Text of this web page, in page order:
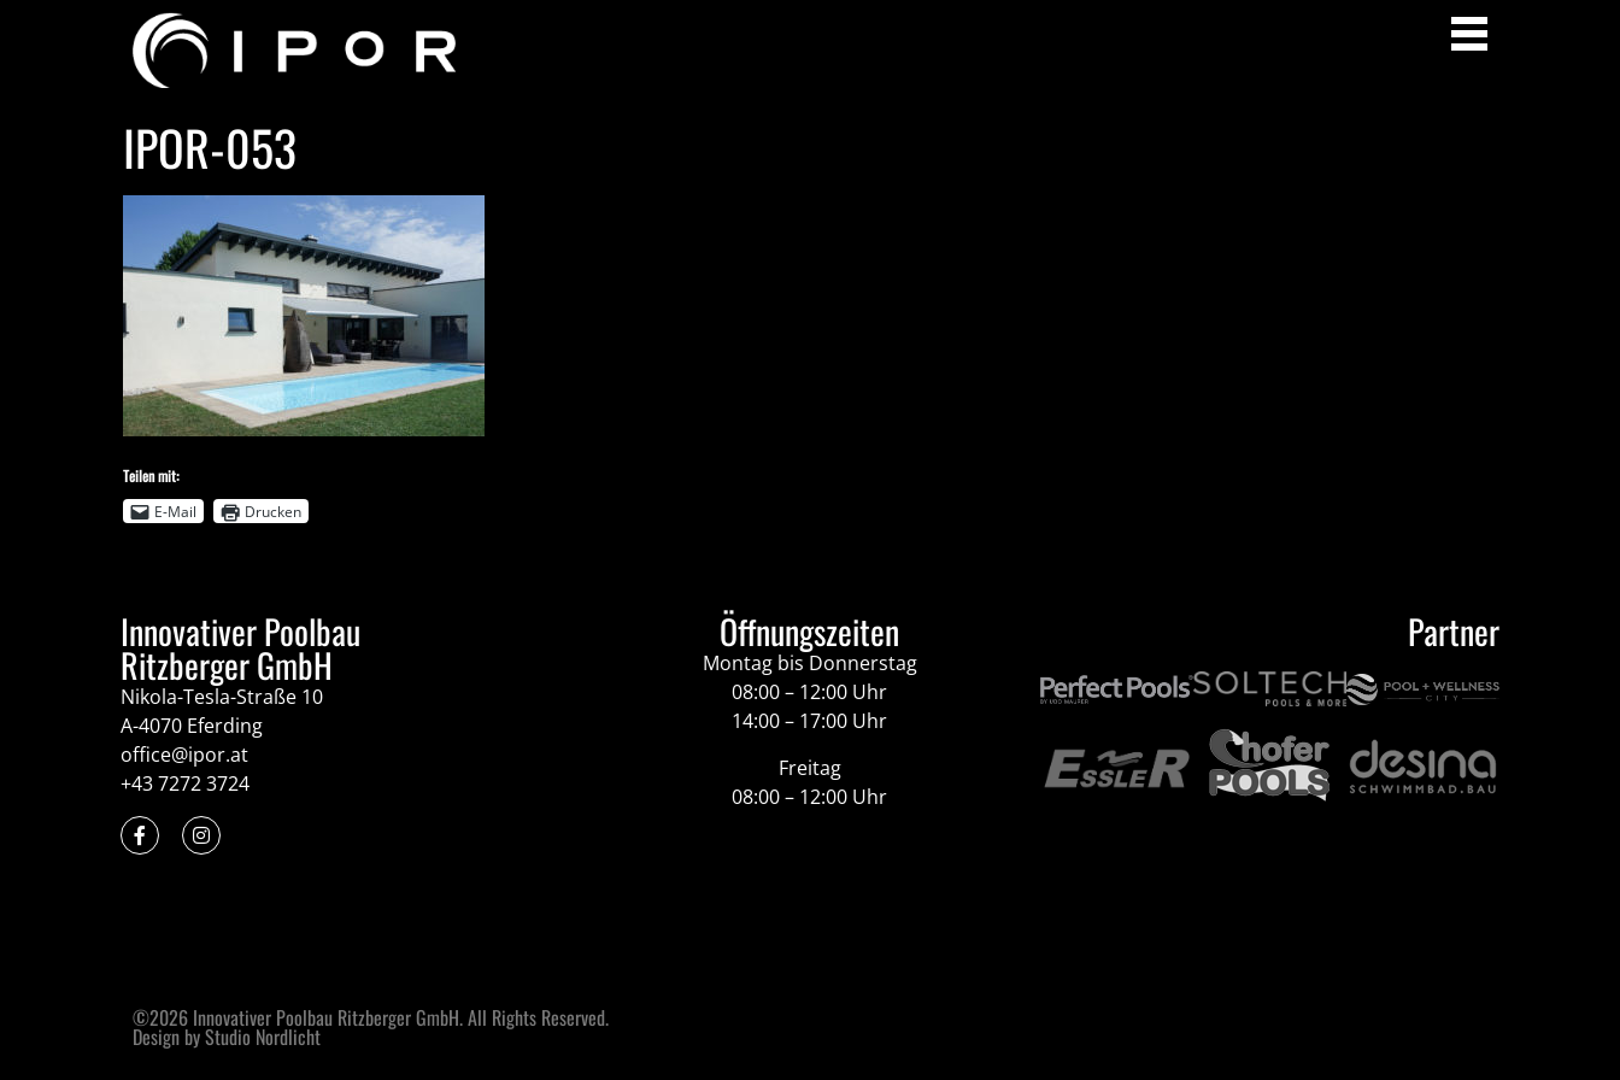
IPOR-053
Teilen mit:
E-Mail
Drucken
Innovativer Poolbau
Ritzberger GmbH
Nikola-Tesla-Straße 10
A-4070 Eferding
office@ipor.at
+43 7272 3724
Öffnungszeiten
Montag bis Donnerstag
08:00 – 12:00 Uhr
14:00 – 17:00 Uhr
Freitag
08:00 – 12:00 Uhr
Partner
©2026 Innovativer Poolbau Ritzberger GmbH. All Rights Reserved.
Design by Studio Nordlicht